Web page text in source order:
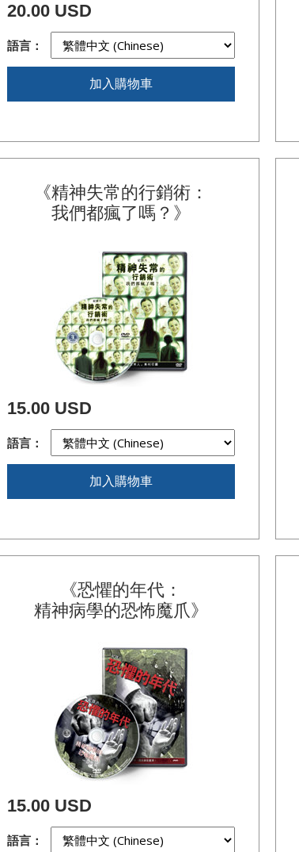
20.00 USD
語言：
加入購物車
《精神失常的行銷術：
我們都瘋了嗎？》
15.00 USD
語言：
加入購物車
《恐懼的年代：
精神病學的恐怖魔爪》
15.00 USD
語言：